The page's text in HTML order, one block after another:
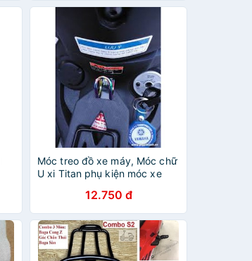
Móc treo đồ xe máy, Móc chữ
U xi Titan phụ kiện móc xe
12.750 đ